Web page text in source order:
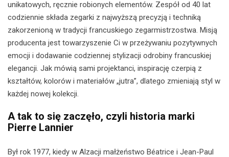
unikatowych, ręcznie robionych elementów. Zespół od 40 lat
codziennie składa zegarki z najwyższą precyzją i techniką
zakorzenioną w tradycji francuskiego zegarmistrzostwa. Misją
producenta jest towarzyszenie Ci w przeżywaniu pozytywnych
emocji i dodawanie codziennej stylizacji odrobiny francuskiej
elegancji. Jak mówią sami projektanci, inspirację czerpią z
kształtów, kolorów i materiałów „jutra”, dlatego zmieniają styl w
każdej nowej kolekcji.
A tak to się zaczęło, czyli historia marki
Pierre Lannier
Był rok 1977, kiedy w Alzacji małżeństwo Béatrice i Jean-Paul